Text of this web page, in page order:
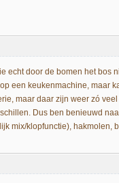
echt door de bomen het bos
een keukenmachine, maar
maar daar zijn weer zó
Dus ben benieuwd
mix/klopfunctie), hakmolen,